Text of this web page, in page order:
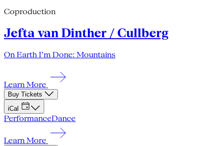
Coproduction
Jefta van Dinther / Cullberg
On Earth I’m Done: Mountains
Learn More
Buy Tickets
iCal
PerformanceDance
Learn More